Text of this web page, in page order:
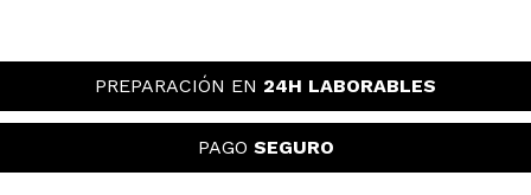
PREPARACIÓN EN 24H LABORABLES
PAGO SEGURO